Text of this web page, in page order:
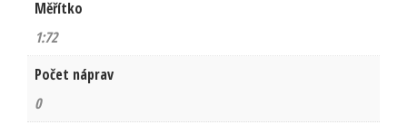
Měřítko
1:72
Počet náprav
0